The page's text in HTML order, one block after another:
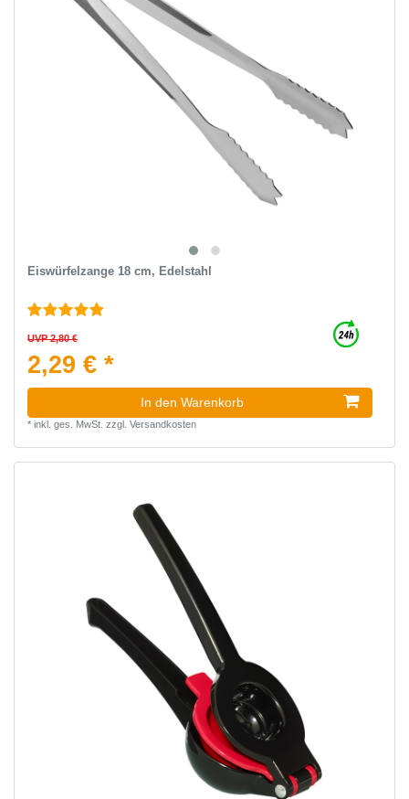
Eiswürfelzange 18 cm, Edelstahl
UVP 2,80 €
2,29 € *
In den Warenkorb
* inkl. ges. MwSt. zzgl. Versandkosten